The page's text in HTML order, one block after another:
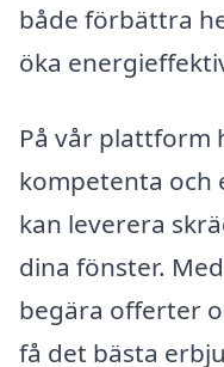
både förbättra
öka
På vår plattform
kompetenta och
kan leverera
dina fönster.
begära offerter
få det bästa